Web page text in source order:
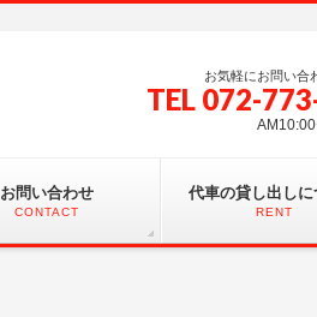
お気軽にお問い合
TEL 072-
お問い合わせ
CONTACT
代車の貸し出しに
RENT